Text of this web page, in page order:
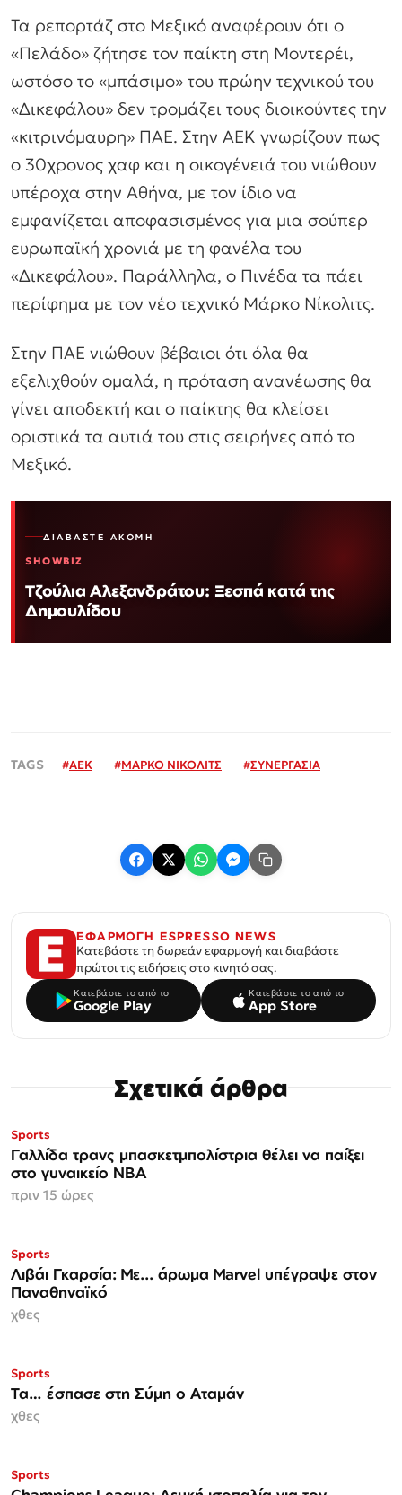
Τα ρεπορτάζ στο Μεξικό αναφέρουν ότι ο
«Πελάδο» ζήτησε τον παίκτη στη Μοντερέι,
ωστόσο το «μπάσιμο» του πρώην τεχνικού του
«Δικεφάλου» δεν τρομάζει τους διοικούντες την
«κιτρινόμαυρη» ΠΑΕ. Στην ΑΕΚ γνωρίζουν πως
ο 30χρονος χαφ και η οικογένειά του νιώθουν
υπέροχα στην Αθήνα, με τον ίδιο να
εμφανίζεται αποφασισμένος για μια σούπερ
ευρωπαϊκή χρονιά με τη φανέλα του
«Δικεφάλου». Παράλληλα, ο Πινέδα τα πάει
περίφημα με τον νέο τεχνικό Μάρκο Νίκολιτς.
Στην ΠΑΕ νιώθουν βέβαιοι ότι όλα θα
εξελιχθούν ομαλά, η πρόταση ανανέωσης θα
γίνει αποδεκτή και ο παίκτης θα κλείσει
οριστικά τα αυτιά του στις σειρήνες από το
Μεξικό.
ΔΙΑΒΆΣΤΕ ΑΚΌΜΗ
SHOWBIZ
Τζούλια Αλεξανδράτου: Ξεσπά κατά της
Δημουλίδου
#ΑΕΚ #ΜΑΡΚΟ ΝΙΚΟΛΙΤΣ #ΣΥΝΕΡΓΑΣΙΑ
ΕΦΑΡΜΟΓΗ ESPRESSO NEWS
Κατεβάστε τη δωρεάν εφαρμογή και διαβάστε
πρώτοι τις ειδήσεις στο κινητό σας.
Κατεβάστε το από το
Google Play
Κατεβάστε το από το
App Store
Σχετικά άρθρα
Sports
Γαλλίδα τρανς μπασκετμπολίστρια θέλει να παίξει
στο γυναικείο ΝΒΑ
πριν 15 ώρες
Sports
Λιβάι Γκαρσία: Με... άρωμα Marvel υπέγραψε στον
Παναθηναϊκό
χθες
Sports
Τα… έσπασε στη Σύμη ο Αταμάν
χθες
Sports